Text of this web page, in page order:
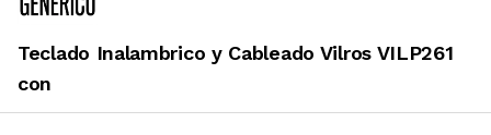
Teclado Inalambrico y Cableado Vilros VILP261
con